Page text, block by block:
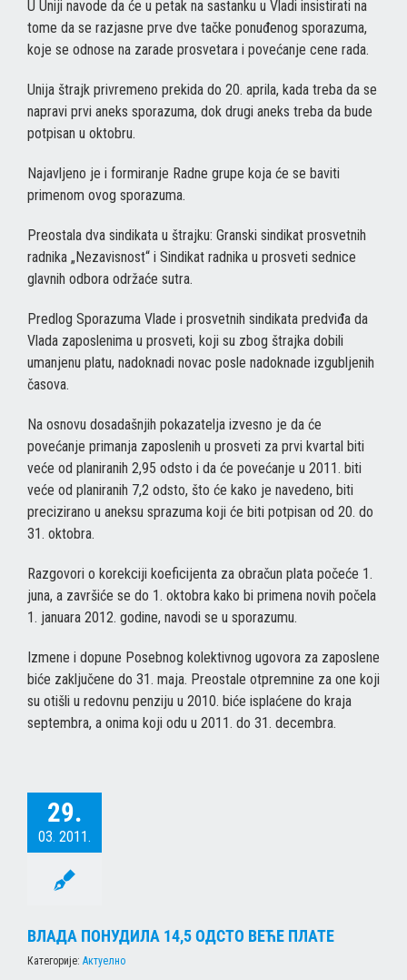
U Uniji navode da će u petak na sastanku u Vladi insistirati na
tome da se razjasne prve dve tačke ponuđenog sporazuma,
koje se odnose na zarade prosvetara i povećanje cene rada.
Unija štrajk privremeno prekida do 20. aprila, kada treba da se
napravi prvi aneks sporazuma, dok drugi aneks treba da bude
potpisan u oktobru.
Najavljeno je i formiranje Radne grupe koja će se baviti
primenom ovog sporazuma.
Preostala dva sindikata u štrajku: Granski sindikat prosvetnih
radnika „Nezavisnost“ i Sindikat radnika u prosveti sednice
glavnih odbora održaće sutra.
Predlog Sporazuma Vlade i prosvetnih sindikata predviđa da
Vlada zaposlenima u prosveti, koji su zbog štrajka dobili
umanjenu platu, nadoknadi novac posle nadoknade izgubljenih
časova.
Na osnovu dosadašnjih pokazatelja izvesno je da će
povećanje primanja zaposlenih u prosveti za prvi kvartal biti
veće od planiranih 2,95 odsto i da će povećanje u 2011. biti
veće od planiranih 7,2 odsto, što će kako je navedeno, biti
precizirano u aneksu sprazuma koji će biti potpisan od 20. do
31. oktobra.
Razgovori o korekciji koeficijenta za obračun plata počeće 1.
juna, a završiće se do 1. oktobra kako bi primena novih počela
1. januara 2012. godine, navodi se u sporazumu.
Izmene i dopune Posebnog kolektivnog ugovora za zaposlene
biće zaključene do 31. maja. Preostale otpremnine za one koji
su otišli u redovnu penziju u 2010. biće isplaćene do kraja
septembra, a onima koji odu u 2011. do 31. decembra.
29.
03. 2011.
ВЛАДА ПОНУДИЛА 14,5 ОДСТО ВЕЋЕ ПЛАТЕ
Категорије: Актуелно